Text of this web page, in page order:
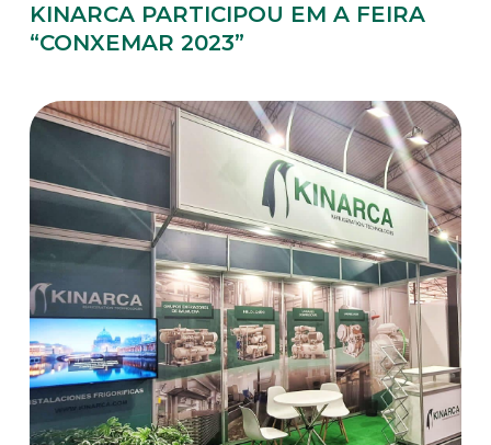
KINARCA PARTICIPOU EM A FEIRA
“CONXEMAR 2023”